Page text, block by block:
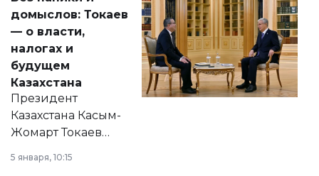
домыслов: Токаев
— о власти,
налогах и
будущем
Казахстана
Президент
Казахстана Касым-
Жомарт Токаев
сразу несколько
5 января, 10:15